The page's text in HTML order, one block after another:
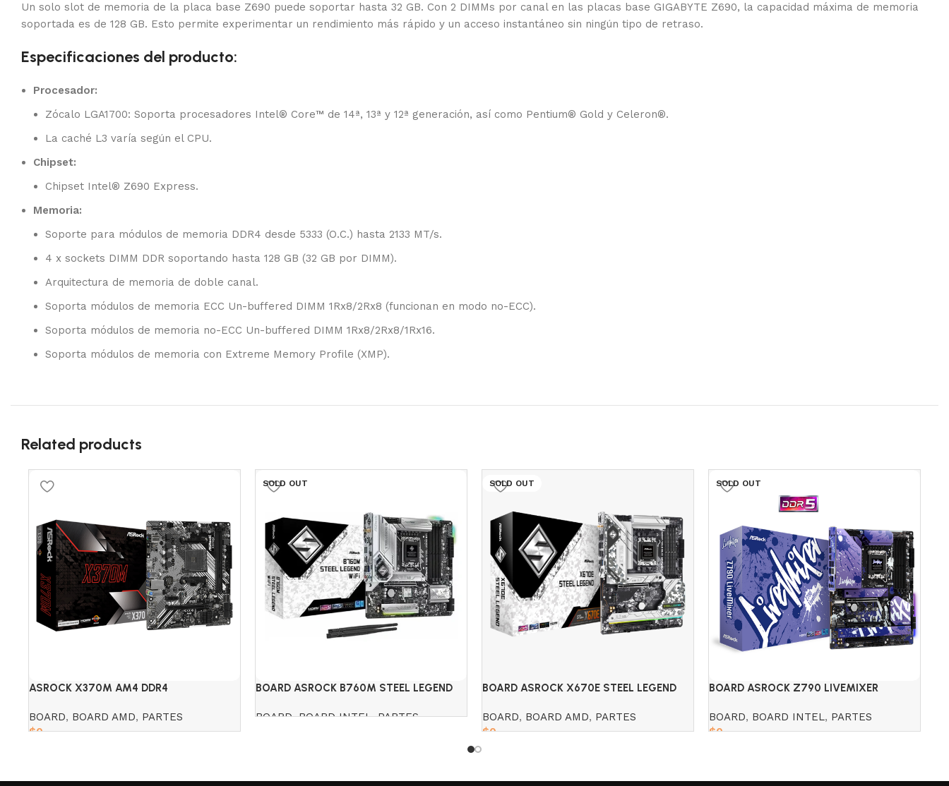
Un solo slot de memoria de la placa base Z690 puede soportar hasta 32 GB. Con 2 DIMMs por canal en las placas base GIGABYTE Z690, la capacidad máxima de memoria
soportada es de 128 GB. Esto permite experimentar un rendimiento más rápido y un acceso instantáneo sin ningún tipo de retraso.
Especificaciones del producto:
Procesador:
Zócalo LGA1700: Soporta procesadores Intel® Core™ de 14ª, 13ª y 12ª generación, así como Pentium® Gold y Celeron®.
La caché L3 varía según el CPU.
Chipset:
Chipset Intel® Z690 Express.
Memoria:
Soporte para módulos de memoria DDR4 desde 5333 (O.C.) hasta 2133 MT/s.
4 x sockets DIMM DDR soportando hasta 128 GB (32 GB por DIMM).
Arquitectura de memoria de doble canal.
Soporta módulos de memoria ECC Un-buffered DIMM 1Rx8/2Rx8 (funcionan en modo no-ECC).
Soporta módulos de memoria no-ECC Un-buffered DIMM 1Rx8/2Rx8/1Rx16.
Soporta módulos de memoria con Extreme Memory Profile (XMP).
Related products
ASROCK X370M AM4 DDR4
BOARD, BOARD AMD, PARTES
$0
SOLD OUT
BOARD ASROCK B760M STEEL LEGEND
BOARD,BOARD INTEL,PARTES
SOLD OUT
BOARD ASROCK X670E STEEL LEGEND
BOARD, BOARD AMD, PARTES
$0
SOLD OUT
BOARD ASROCK Z790 LIVEMIXER
BOARD, BOARD INTEL, PARTES
$0